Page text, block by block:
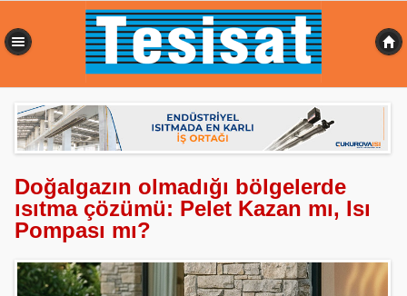
Doğalgazın olmadığı bölgelerde
ısıtma çözümü: Pelet Kazan mı, Isı
Pompası mı?
0,379 sn